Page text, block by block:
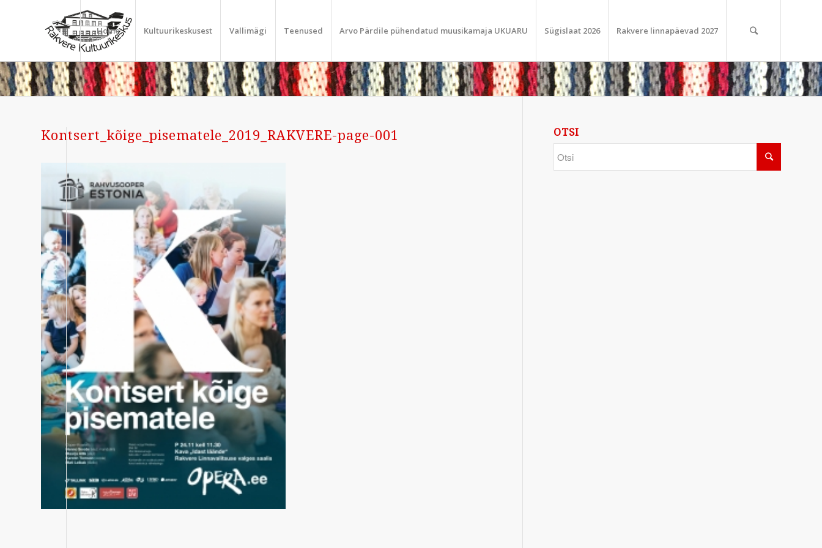
Home Kultuurikeskusest Vallimägi Teenused Arvo Pärdile pühendatud muusikamaja UKUARU Sügislaat 2026 Rakvere linnapäevad 2027
Kontsert_kõige_pisematele_2019_RAKVERE-page-001 OTSI